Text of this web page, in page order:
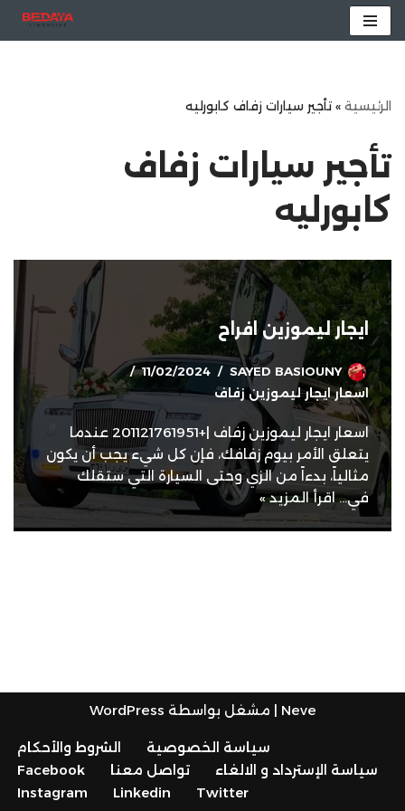
الرئيسية » تأجير سيارات زفاف كابورليه
تأجير سيارات زفاف
كابورليه
ايجار ليموزين افراح
SAYED BASIOUNY
11/02/2024
اسعار ايجار ليموزين زفاف
اسعار ايجار ليموزين زفاف |+201121761951 عندما
يتعلق الأمر بيوم زفافك، فإن كل شيء يجب أن يكون
مثالياً، بدءاً من الزي وحتى السيارة التي ستقلك
في…اقرأ المزيد »
Neve | مشغل بواسطة WordPress
سياسة الخصوصية
الشروط والأحكام
سياسة الإسترداد و الالغاء
تواصل معنا
Facebook
Twitter
Linkedin
Instagram